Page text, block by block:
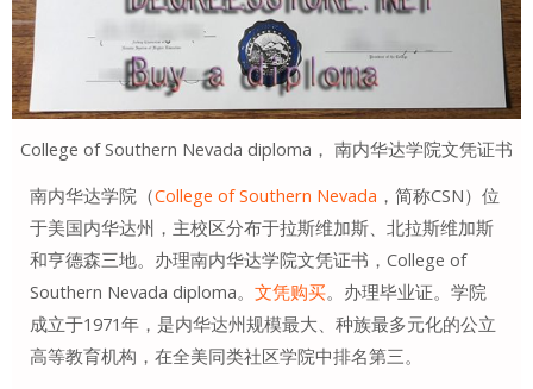
College of Southern Nevada diploma， 南内华达学院文凭证书
南内华达学院（College of Southern Nevada ，简称CSN）位
于美国内华达州，主校区分布于拉斯维加斯、北拉斯维加斯
和亨德森三地。办理南内华达学院文凭证书，College of
Southern Nevada diploma。 文凭购买。办理毕业证。学院
成立于1971年，是内华达州规模最大、种族最多元化的公立
高等教育机构，在全美同类社区学院中排名第三。